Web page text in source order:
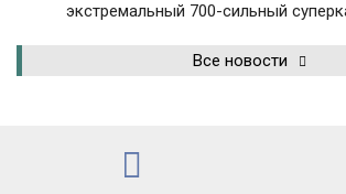
экстремальный 700-сильный
Все новости